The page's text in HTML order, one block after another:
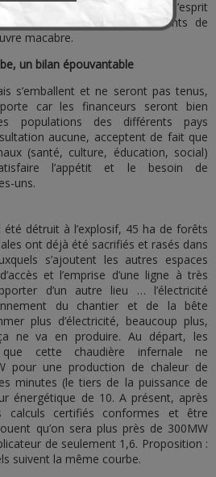
générale des populations à l’esprit
compresseur des tenants de
macabre.
un bilan épouvantable
s’emballent et ne seront pas tenus,
car les financeurs seront bien
populations des différents pays
aucune, acceptent de fait que
(santé, culture, éducation, social)
l’appétit et le besoin de
uns.
détruit à l’explosif, 45 ha de forêts
ont déjà été sacrifiés et rasés dans
s’ajoutent les autres espaces
et l’emprise d’une ligne à très
d’un autre lieu … l’électricité
du chantier et de la bête
plus d’électricité, beaucoup plus,
ne va en produire. Au départ, les
que cette chaudière infernale ne
pour une production de chaleur de
minutes (le tiers de la puissance de
énergétique de 10. A présent, après
calculs certifiés conformes et être
qu’on sera plus près de 300MW
de seulement 1,6. Proposition :
suivent la même courbe.